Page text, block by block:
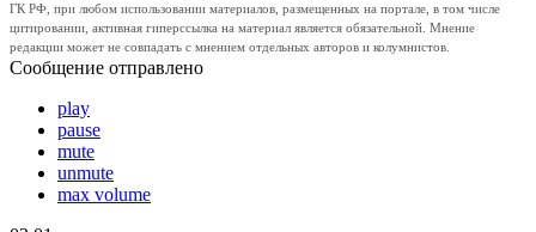
ГК РФ, при любом использовании материалов, размещенных на портале, в том числе
цитировании, активная гиперссылка на материал является обязательной. Мнение
редакции может не совпадать с мнением отдельных авторов и колумнистов.
Сообщение отправлено
play
pause
mute
unmute
max volume